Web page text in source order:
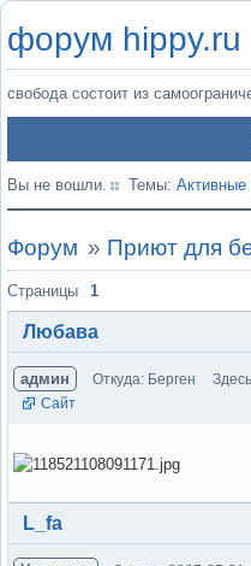
форум hippy.ru
свобода состоит из
Вы не вошли. Темы: Активные
Форум » Приют для
Страницы 1
Любава
админ Откуда: Берген
Сайт
Вне форума
L_fa